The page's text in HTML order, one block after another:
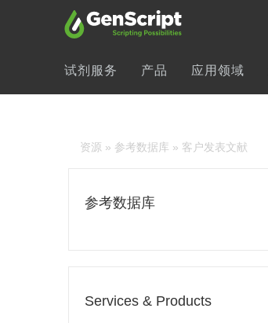
试剂服务 产品 应用领域
资源 » 参考数据库 » 客户发表文献
参考数据库
Services & Products